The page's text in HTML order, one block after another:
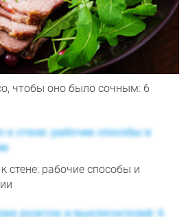
чтобы оно было сочным: 6
стене: рабочие способы и